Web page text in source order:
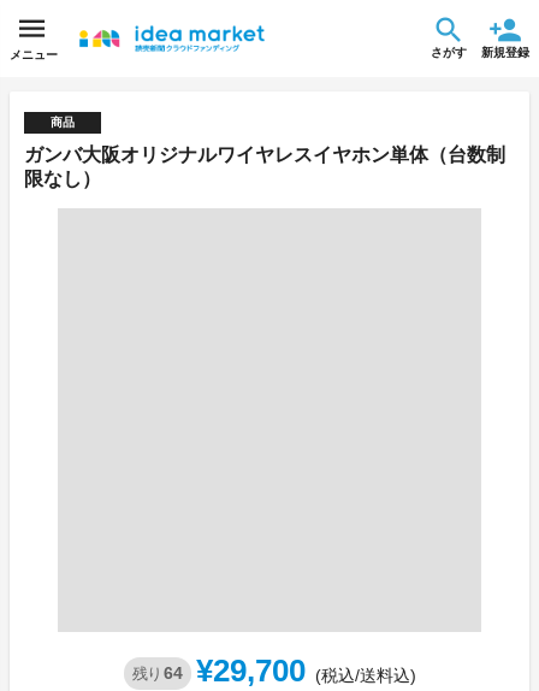
メニュー さがす 新規登録
商品
ガンバ大阪オリジナルワイヤレスイヤホン単体（台数制
限なし）
残り 64 ¥29,700 (税込/送料込)